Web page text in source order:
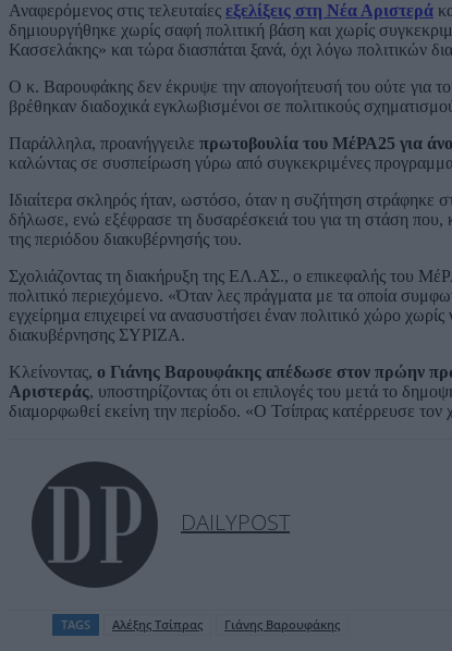
Αναφερόμενος στις τελευταίες εξελίξεις στη Νέα Αριστερά
δημιουργήθηκε χωρίς σαφή πολιτική βάση και χωρίς
Κασσελάκης» και τώρα διασπάται ξανά, όχι λόγω πολιτικών
Ο κ. Βαρουφάκης δεν έκρυψε την απογοήτευσή του ούτε για
βρέθηκαν διαδοχικά εγκλωβισμένοι σε πολιτικούς
Παράλληλα, προανήγγειλε πρωτοβουλία του ΜέΡΑ25 για
καλώντας σε συσπείρωση γύρω από συγκεκριμένες
Ιδιαίτερα σκληρός ήταν, ωστόσο, όταν η συζήτηση
δήλωσε, ενώ εξέφρασε τη δυσαρέσκειά του για τη στάση που,
της περιόδου διακυβέρνησής του.
Σχολιάζοντας τη διακήρυξη της ΕΛ.ΑΣ., ο επικεφαλής του
πολιτικό περιεχόμενο. «Όταν λες πράγματα με τα οποία
εγχείρημα επιχειρεί να ανασυστήσει έναν πολιτικό χώρο
διακυβέρνησης ΣΥΡΙΖΑ.
Κλείνοντας, ο Γιάνης Βαρουφάκης απέδωσε στον πρώην
Αριστεράς, υποστηρίζοντας ότι οι επιλογές του μετά το
διαμορφωθεί εκείνη την περίοδο. «Ο Τσίπρας κατέρρευσε
DAILYPOST
TAGS Aλέξης Τσίπρας Γιάνης Βαρουφάκης